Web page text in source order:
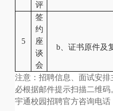
评
5
签
约
座
谈
会
b、证书原件及
注意：招聘信息、面试安排
必根据邮件提示扫描二维码
宇通校园招聘官方咨询电话